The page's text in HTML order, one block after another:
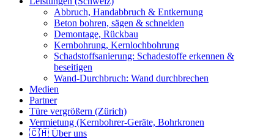
Abbruch, Handabbruch & Entkernung
Beton bohren, sägen & schneiden
Demontage, Rückbau
Kernbohrung, Kernlochbohrung
Schadstoffsanierung: Schadestoffe erkennen &
beseitigen
Wand-Durchbruch: Wand durchbrechen
Medien
Partner
Türe vergrößern (Zürich)
Vermietung (Kernbohrer-Geräte, Bohrkronen
🇨🇭 Über uns